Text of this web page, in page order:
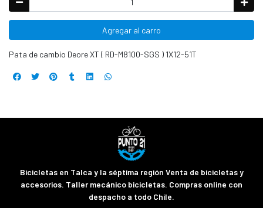
Agregar al carro
Pata de cambio Deore XT ( RD-M8100-SGS ) 1X12-51T
Bicicletas en Talca y la séptima región Venta de bicicletas y
accesorios. Taller mecánico bicicletas. Compras online con
despacho a todo Chile.